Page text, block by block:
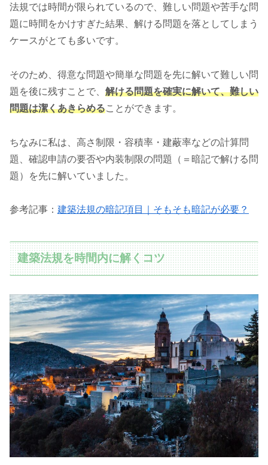
法規では時間が限られているので、難しい問題や苦手な問
題に時間をかけすぎた結果、解ける問題を落としてしまう
ケースがとても多いです。
そのため、得意な問題や簡単な問題を先に解いて難しい問
題を後に残すことで、 解ける問題を確実に解いて、難しい
問題は潔くあきらめることができます。
ちなみに私は、高さ制限・容積率・建蔽率などの計算問
題、確認申請の要否や内装制限の問題（＝暗記で解ける問
題）を先に解いていました。
参考記事： 建築法規の暗記項目｜そもそも暗記が必要？
建築法規を時間内に解くコツ